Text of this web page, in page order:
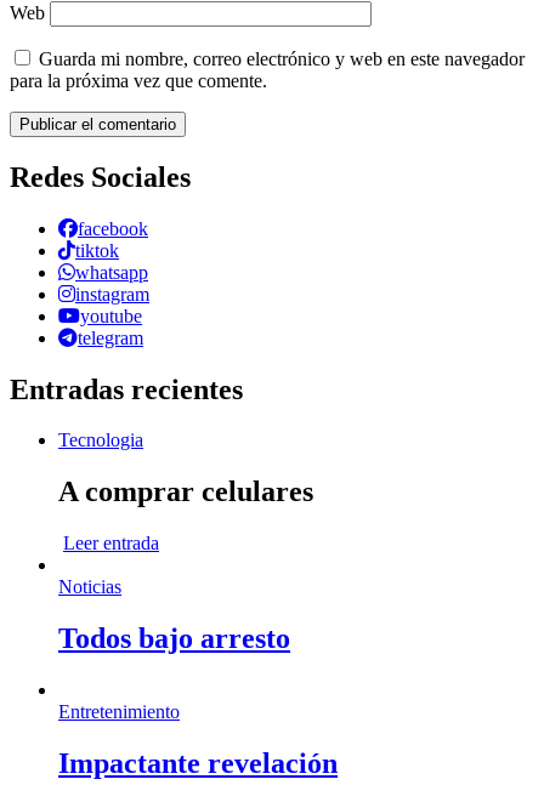
Web
Guarda mi nombre, correo electrónico y web en este navegador
para la próxima vez que comente.
Redes Sociales
facebook
tiktok
whatsapp
instagram
youtube
telegram
Entradas recientes
Tecnologia
A comprar celulares
Leer entrada
Noticias
Todos bajo arresto
Entretenimiento
Impactante revelación